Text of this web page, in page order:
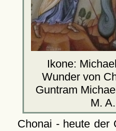
Ikone:
Wunder von
Guntram
M. A.
Chonai - heute der